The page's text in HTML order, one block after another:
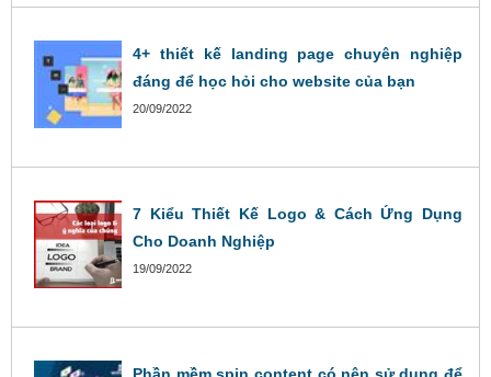
4+ thiết kế landing page chuyên nghiệp
đáng để học hỏi cho website của bạn
20/09/2022
7 Kiểu Thiết Kế Logo & Cách Ứng Dụng
Cho Doanh Nghiệp
19/09/2022